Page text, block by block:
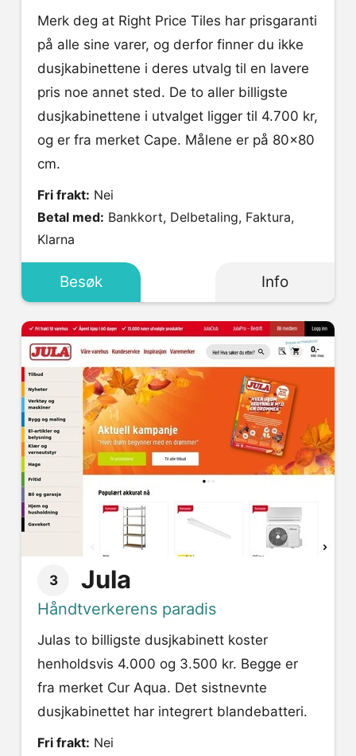
Merk deg at Right Price Tiles har prisgaranti
på alle sine varer, og derfor finner du ikke
dusjkabinettene i deres utvalg til en lavere
pris noe annet sted. De to aller billigste
dusjkabinettene i utvalget ligger til 4.700 kr,
og er fra merket Cape. Målene er på 80x80
cm.
Fri frakt: Nei
Betal med:
Klarna
Besøk Info
3 Jula
Håndtverkerens paradis
Julas to billigste dusjkabinett koster
henholdsvis 4.000 og 3.500 kr. Begge er
fra merket Cur Aqua. Det sistnevnte
dusjkabinettet har integrert blandebatteri.
Fri frakt: Nei